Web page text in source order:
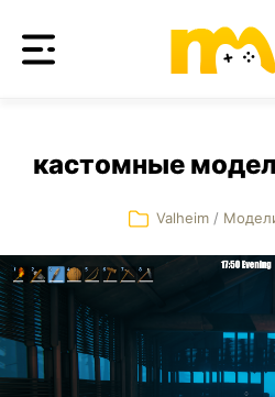
кастомные
Valheim/